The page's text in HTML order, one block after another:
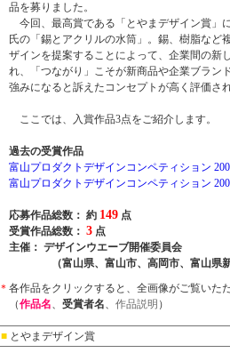
品を募りました。
今回、最高賞である「とやまデザイン賞」
氏の「錫とアクリルの水筒」。錫、樹脂など
ザインを提案することによって、企業間の新
れ、「つながり」こそが新商品や企業ブラン
強みになると訴えたコンセプトが高く評価さ
ここでは、入賞作品3点をご紹介します。
過去の受賞作品
富山プロダクトデザインコンペティション
富山プロダクトデザインコンペティション
応募作品総数： 約 149 点
受賞作品総数： 3 点
主催： デザインウエーブ開催委員会
（富山県、富山市、高岡市、富山県新
＊ 各作品をクリックすると、全画像がご覧いた
（作品名、 受賞者名、 作品説明 ）
■ とやまデザイン賞